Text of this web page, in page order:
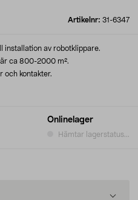
Artikelnr: 31-6347
Onlinelager
Hämtar lagerstatus...
installation av robotklippare.
ca 800-2000 m².
och kontakter.